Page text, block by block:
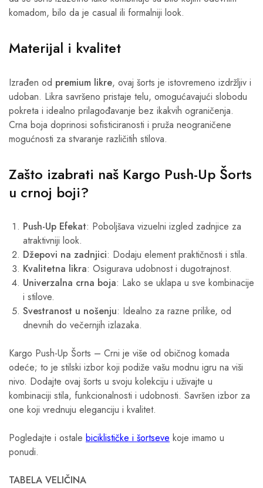
komadom, bilo da je casual ili formalniji look.
Materijal i kvalitet
Izrađen od premium likre, ovaj šorts je istovremeno izdržljiv i
udoban. Likra savršeno pristaje telu, omogućavajući slobodu
pokreta i idealno prilagođavanje bez ikakvih ograničenja.
Crna boja doprinosi sofisticiranosti i pruža neograničene
mogućnosti za stvaranje različitih stilova.
Zašto izabrati naš Kargo Push-Up Šorts
u crnoj boji?
Push-Up Efekat: Poboljšava vizuelni izgled zadnjice za
atraktivniji look.
Džepovi na zadnjici: Dodaju element praktičnosti i stila.
Kvalitetna likra: Osigurava udobnost i dugotrajnost.
Univerzalna crna boja: Lako se uklapa u sve kombinacije
i stilove.
Svestranost u nošenju: Idealno za razne prilike, od
dnevnih do večernjih izlazaka.
Kargo Push-Up Šorts – Crni je više od običnog komada
odeće; to je stilski izbor koji podiže vašu modnu igru na viši
nivo. Dodajte ovaj šorts u svoju kolekciju i uživajte u
kombinaciji stila, funkcionalnosti i udobnosti. Savršen izbor za
one koji vrednuju eleganciju i kvalitet.
Pogledajte i ostale biciklističke i šortseve koje imamo u
ponudi.
TABELA VELIČINA